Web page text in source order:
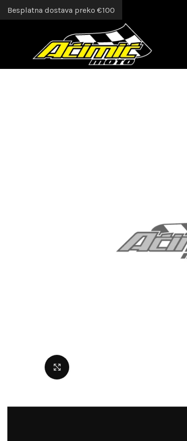
Besplatna dostava preko €100